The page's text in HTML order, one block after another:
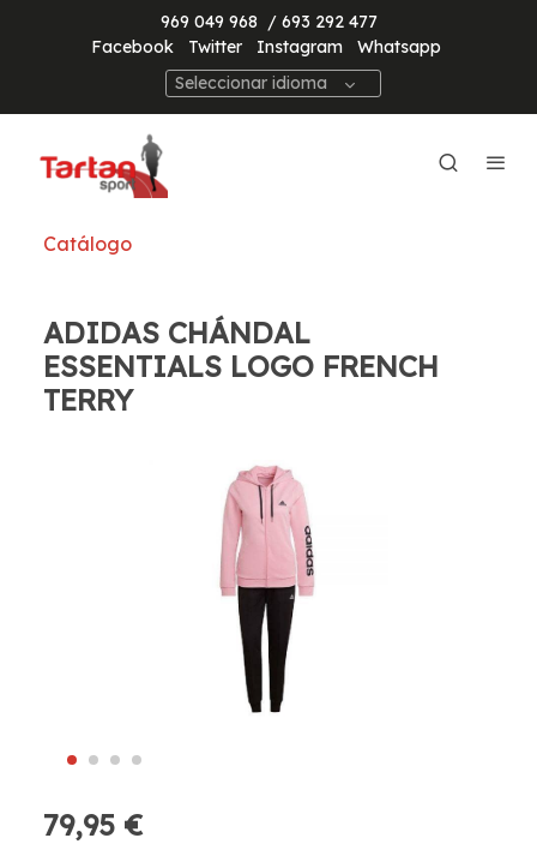
969 049 968 / 693 292 477
Facebook
Twitter Instagram
Whatsapp
Seleccionar idioma
Catálogo
ADIDAS CHÁNDAL
ESSENTIALS LOGO FRENCH
TERRY
79,95 €